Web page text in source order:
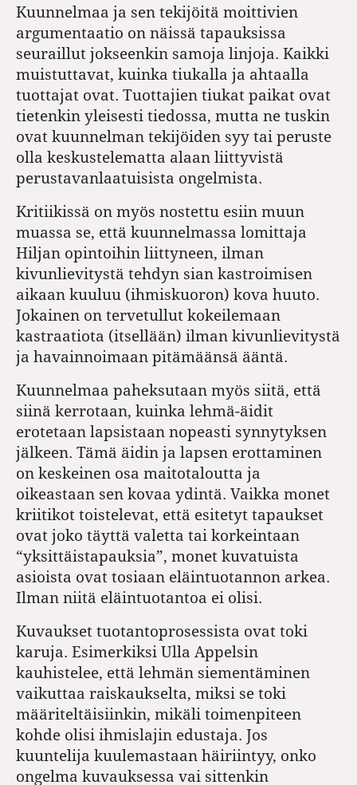
Kuunnelmaa ja sen tekijöitä moittivien
argumentaatio on näissä tapauksissa
seuraillut jokseenkin samoja linjoja. Kaikki
muistuttavat, kuinka tiukalla ja ahtaalla
tuottajat ovat. Tuottajien tiukat paikat ovat
tietenkin yleisesti tiedossa, mutta ne tuskin
ovat kuunnelman tekijöiden syy tai peruste
olla keskustelematta alaan liittyvistä
perustavanlaatuisista ongelmista.
Kritiikissä on myös nostettu esiin muun
muassa se, että kuunnelmassa lomittaja
Hiljan opintoihin liittyneen, ilman
kivunlievitystä tehdyn sian kastroimisen
aikaan kuuluu (ihmiskuoron) kova huuto.
Jokainen on tervetullut kokeilemaan
kastraatiota (itsellään) ilman kivunlievitystä
ja havainnoimaan pitämäänsä ääntä.
Kuunnelmaa paheksutaan myös siitä, että
siinä kerrotaan, kuinka lehmä-äidit
erotetaan lapsistaan nopeasti synnytyksen
jälkeen. Tämä äidin ja lapsen erottaminen
on keskeinen osa maitotaloutta ja
oikeastaan sen kovaa ydintä. Vaikka monet
kriitikot toistelevat, että esitetyt tapaukset
ovat joko täyttä valetta tai korkeintaan
“yksittäistapauksia”, monet kuvatuista
asioista ovat tosiaan eläintuotannon arkea.
Ilman niitä eläintuotantoa ei olisi.
Kuvaukset tuotantoprosessista ovat toki
karuja. Esimerkiksi Ulla Appelsin
kauhistelee, että lehmän siementäminen
vaikuttaa raiskaukselta, miksi se toki
määriteltäisiinkin, mikäli toimenpiteen
kohde olisi ihmislajin edustaja. Jos
kuuntelija kuulemastaan häiriintyy, onko
ongelma kuvauksessa vai sittenkin